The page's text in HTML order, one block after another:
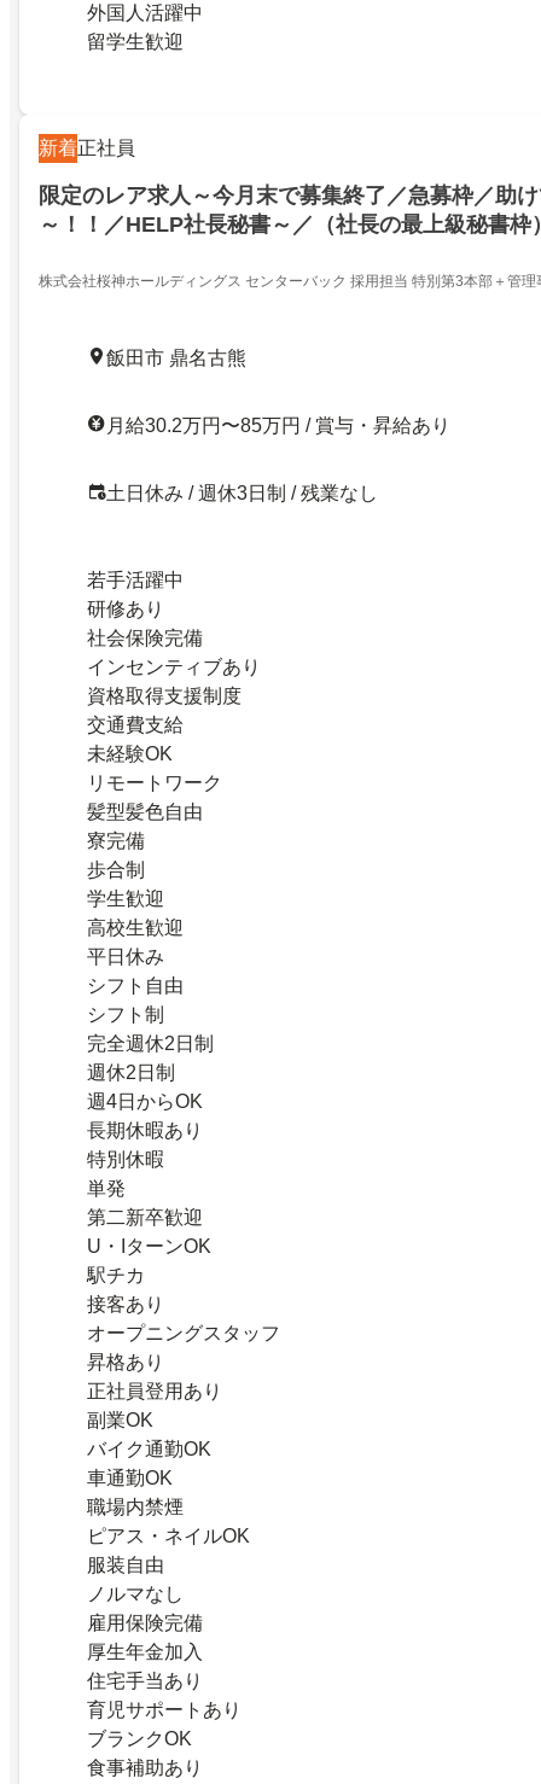
外国人活躍中
留学生歓迎
新着正社員
限定のレア求人～今月末で募集終了／急募枠／助
～！！／HELP社長秘書～／（社長の最上級秘書枠
×OSNA業務
株式会社桜神ホールディングス センターバック 採用担当 特別第3本部＋管理
飯田市 鼎名古熊
月給30.2万円〜85万円 / 賞与・昇給あり
土日休み / 週休3日制 / 残業なし
若手活躍中
研修あり
社会保険完備
インセンティブあり
資格取得支援制度
交通費支給
未経験OK
リモートワーク
髪型髪色自由
寮完備
歩合制
学生歓迎
高校生歓迎
平日休み
シフト自由
シフト制
完全週休2日制
週休2日制
週4日からOK
長期休暇あり
特別休暇
単発
第二新卒歓迎
U・IターンOK
駅チカ
接客あり
オープニングスタッフ
昇格あり
正社員登用あり
副業OK
バイク通勤OK
車通勤OK
職場内禁煙
ピアス・ネイルOK
服装自由
ノルマなし
雇用保険完備
厚生年金加入
住宅手当あり
育児サポートあり
ブランクOK
食事補助あり